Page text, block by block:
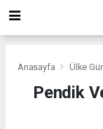
Anasayfa Ülke
Pendik